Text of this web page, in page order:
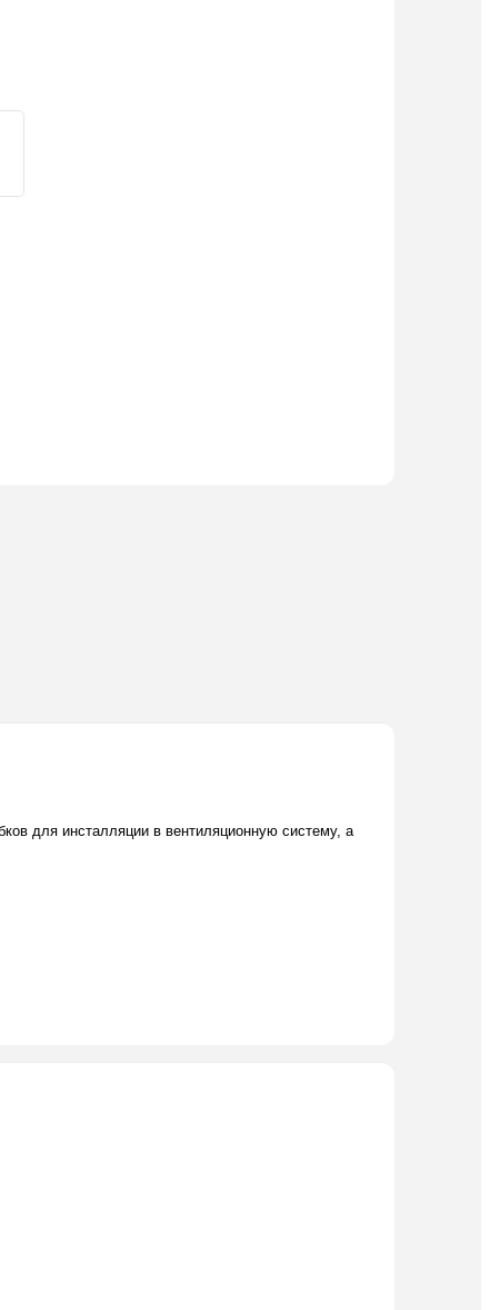
для инсталляции в вентиляционную систему, а